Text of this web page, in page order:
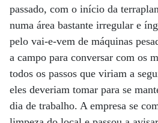
passado, com o início da
numa área bastante irregular e
pelo vai-e-vem de máquinas
a campo para conversar com os
todos os passos que viriam a
eles deveriam tomar para se
dia de trabalho. A empresa se